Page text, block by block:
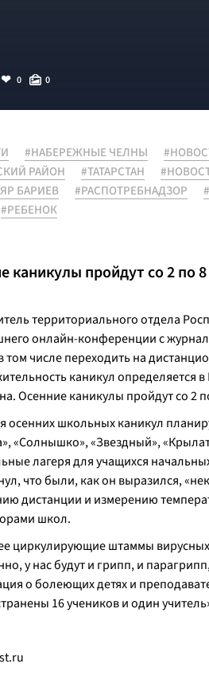
0 0
#НАБЕРЕЖНЫЕ ЧЕЛНЫ
РАЙОН
#ТАТАРСТАН
БАРИЕВ
#РАСПОТРЕБНАДЗОР
#РЕБЕНОК
каникулы пройдут со 2 по
территориального отдела
онлайн-конференции с
том числе переходить на
каникул определяется
Осенние каникулы пройдут со 2
осенних школьных каникул
«Солнышко», «Звездный»,
лагеря для учащихся
что были, как он выразился,
дистанции и измерению
школ.
циркулирующие штаммы
у нас будут и грипп, и
о болеющих детях и
16 учеников и один учитель